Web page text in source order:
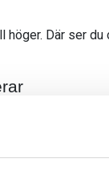
höger. Där ser du
har vi sett